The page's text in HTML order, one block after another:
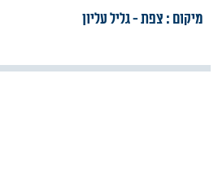
מיקום : צפת- גליל עליון